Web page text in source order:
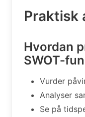
Praktisk
Hvordan
SWOT-
Vurder
Analyser
Se på